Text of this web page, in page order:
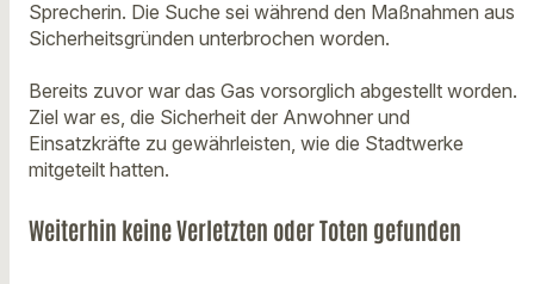
Sprecherin. Die Suche sei während den Maßnahmen aus
Sicherheitsgründen unterbrochen worden.
Bereits zuvor war das Gas vorsorglich abgestellt worden.
Ziel war es, die Sicherheit der Anwohner und
Einsatzkräfte zu gewährleisten, wie die Stadtwerke
mitgeteilt hatten.
Weiterhin keine Verletzten oder Toten gefunden